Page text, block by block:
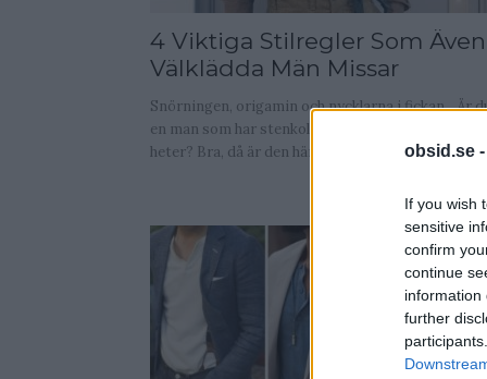
obsid.se -
If you wish
sensitive
confirm
continue
information
further
4 Viktiga Stilregler Som Även
Välklädda Män Missar
Snörningen, origamin och nycklarna i fickan... Är
en man som har stenkoll på allt vad mode och stil
heter? Bra, då är den här artikeln...